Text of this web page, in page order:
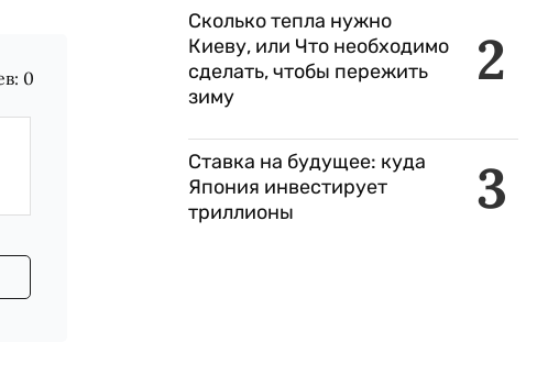
0 2
Сколько тепла нужно
Киеву, или Что необходимо
сделать, чтобы пережить
зиму
3
Ставка на будущее: куда
Япония инвестирует
триллионы